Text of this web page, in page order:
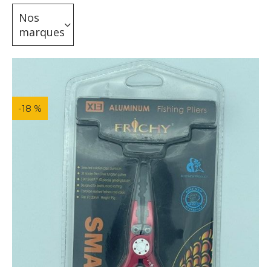
Nos
marques
-18 %